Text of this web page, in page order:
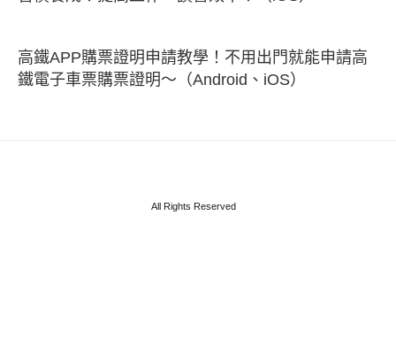
高鐵APP購票證明申請教學！不用出門就能申請高
鐵電子車票購票證明～（Android、iOS）
All Rights Reserved